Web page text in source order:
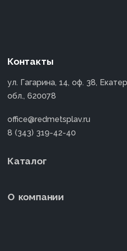
Контакты
ул. Гагарина, 14, оф. 38,
обл., 620078
office@redmetsplav.ru
8 (343) 319-42-40
Каталог
О компании